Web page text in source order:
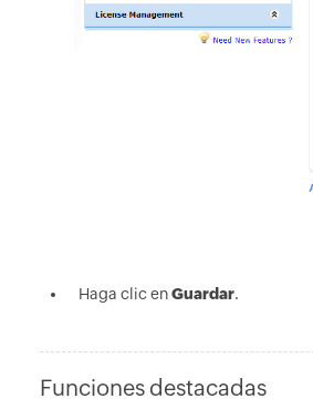
Haga clic enGuardar.
Funciones destacadas